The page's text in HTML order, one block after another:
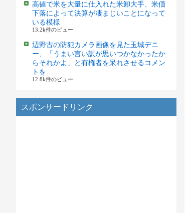
高値で米を大量に仕入れた米卸大手、米価
下落によって決算が凄まじいことになって
いる模様
13.2k件のビュー
辺野古の防犯カメラ画像を見た玉城デニ
ー、「うまい言い訳が思いつかなかったか
らそれかよ」と有権者を呆れさせるコメン
トを……
12.8k件のビュー
スポンサードリンク